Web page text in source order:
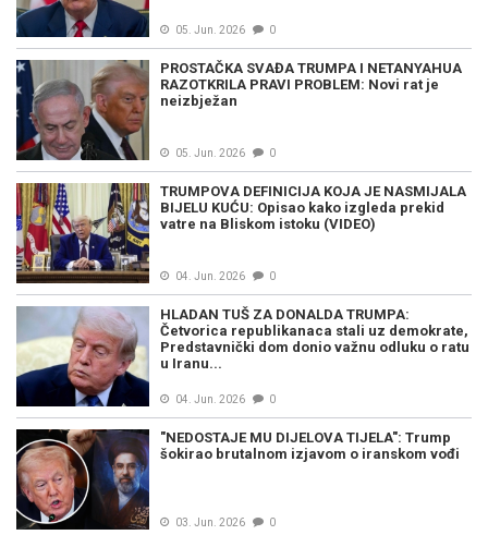
05. Jun. 2026 0
PROSTAČKA SVAĐA TRUMPA I NETANYAHUA
RAZOTKRILA PRAVI PROBLEM: Novi rat je
neizbježan
05. Jun. 2026 0
TRUMPOVA DEFINICIJA KOJA JE NASMIJALA
BIJELU KUĆU: Opisao kako izgleda prekid
vatre na Bliskom istoku (VIDEO)
04. Jun. 2026 0
HLADAN TUŠ ZA DONALDA TRUMPA:
Četvorica republikanaca stali uz demokrate,
Predstavnički dom donio važnu odluku o ratu
u Iranu...
04. Jun. 2026 0
"NEDOSTAJE MU DIJELOVA TIJELA": Trump
šokirao brutalnom izjavom o iranskom vođi
03. Jun. 2026 0